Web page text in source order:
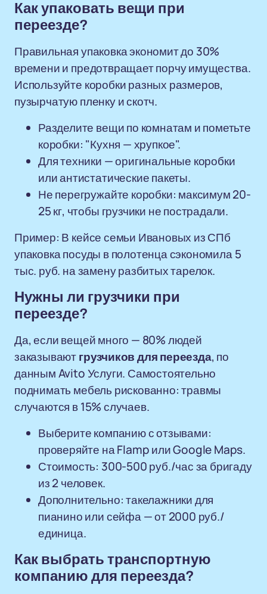
Как упаковать вещи при
переезде?
Правильная упаковка экономит до 30%
времени и предотвращает порчу имущества.
Используйте коробки разных размеров,
пузырчатую пленку и скотч.
Разделите вещи по комнатам и пометьте
коробки: "Кухня — хрупкое".
Для техники — оригинальные коробки
или антистатические пакеты.
Не перегружайте коробки: максимум 20-
25 кг, чтобы грузчики не пострадали.
Пример: В кейсе семьи Ивановых из СПб
упаковка посуды в полотенца сэкономила 5
тыс. руб. на замену разбитых тарелок.
Нужны ли грузчики при
переезде?
Да, если вещей много — 80% людей
заказываютгрузчиков для переезда, по
данным Avito Услуги. Самостоятельно
поднимать мебель рискованно: травмы
случаются в 15% случаев.
Выберите компанию с отзывами:
проверяйте на Flamp или Google Maps.
Стоимость: 300-500 руб./час за бригаду
из 2 человек.
Дополнительно: такелажники для
пианино или сейфа — от 2000 руб./
единица.
Как выбрать транспортную
компанию для переезда?